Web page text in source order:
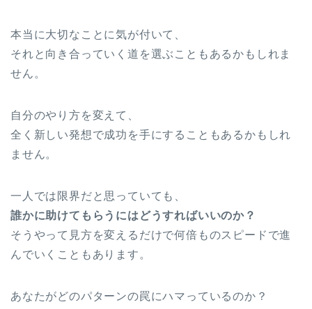
本当に大切なことに気が付いて、
それと向き合っていく道を選ぶこともあるかもしれま
せん。
自分のやり方を変えて、
全く新しい発想で成功を手にすることもあるかもしれ
ません。
一人では限界だと思っていても、
誰かに助けてもらうにはどうすればいいのか？
そうやって見方を変えるだけで何倍ものスピードで進
んでいくこともあります。
あなたがどのパターンの罠にハマっているのか？